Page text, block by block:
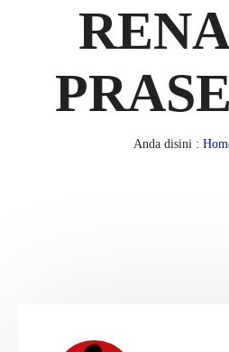
Anda disini :